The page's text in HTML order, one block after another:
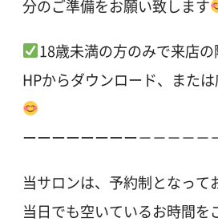
分のご準備をお願い致します
18歳未満の方のみで来店
HPからダウンロード、また
ーーーーーーーー－－－－－
当サロンは、予約制となって
当日でも空いているお時間を